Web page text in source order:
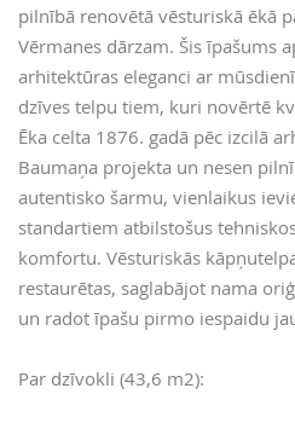
pilnībā renovētā vēsturiskā ēkā
Vērmanes dārzam. Šis īpašums
arhitektūras eleganci ar
dzīves telpu tiem, kuri novērtē
Ēka celta 1876. gadā pēc izcilā
Baumaņa projekta un nesen
autentisko šarmu, vienlaikus
standartiem atbilstošus
komfortu. Vēsturiskās
restaurētas, saglabājot nama
un radot īpašu pirmo iespaidu
Par dzīvokli (43,6 m2):